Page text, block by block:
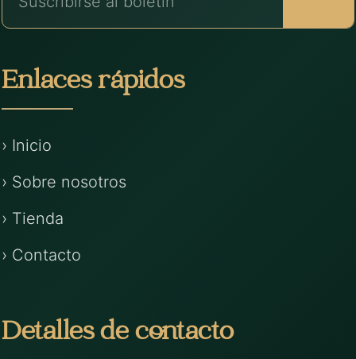
Enlaces rápidos
› Inicio
› Sobre nosotros
› Tienda
› Contacto
Detalles de contacto